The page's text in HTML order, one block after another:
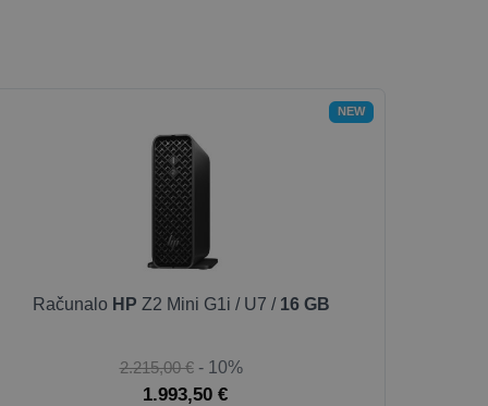
NEW
Računalo HP Z2 Mini G1i / U7 / 16 GB
2.215,00 € - 10%
1.993,50 €